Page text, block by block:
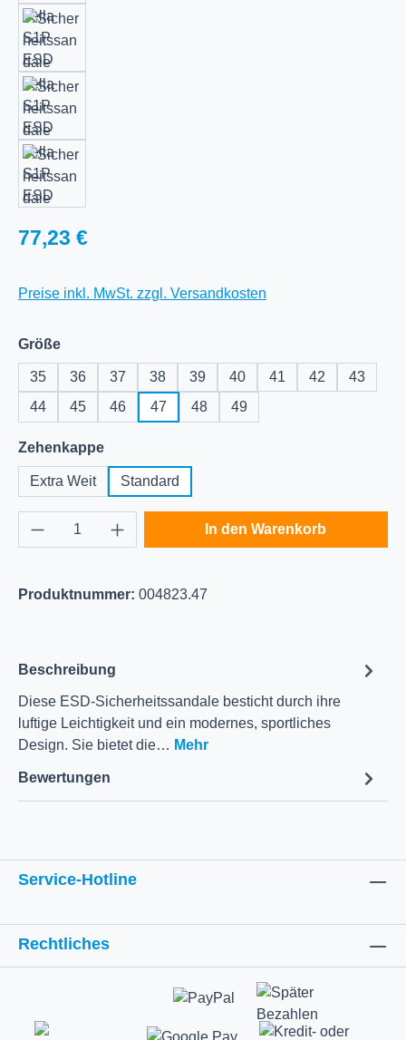
Regulärer Preis:
77,23 €
Preise inkl. MwSt. zzgl. Versandkosten
Größeauswählen
35 36 37 38 39 40 41 42
43
44
45 46 47 48 49
Zehenkappeauswählen
Extra Weit Standard
Produkt Anzahl: Gib den gewünschten
In den Warenkorb
Produktnummer: 004823.47
Beschreibung
Diese ESD-Sicherheitssandale besticht durch ihre
luftige Leichtigkeit und ein modernes, sportliches
Design. Sie bietet die… Mehr
Bewertungen
Service-Hotline
Rechtliches